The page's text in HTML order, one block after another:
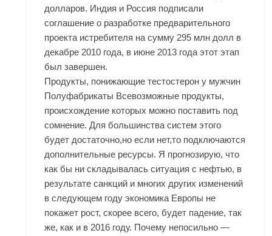
долларов. Индия и Россия подписали
соглашение о разработке предварительного
проекта истребителя на сумму 295 млн долл в
декабре 2010 года, в июне 2013 года этот этап
был завершен.
Продукты, понижающие тестостерон у мужчин
Полуфабрикаты Всевозможные продукты,
происхождение которых можно поставить под
сомнение. Для большинства систем этого
будет достаточно,но если нет,то подключаются
дополнительные ресурсы. Я прогнозирую, что
как бы ни складывалась ситуация с нефтью, в
результате санкций и многих других изменений
в следующем году экономика Европы не
покажет рост, скорее всего, будет падение, так
же, как и в 2016 году. Почему непосильно —